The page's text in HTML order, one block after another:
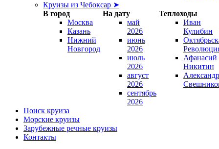
Круизы из Чебоксар ➤
В город
На дату
Теплоходы
Москва
Казань
Нижний
Новгород
май
2026
июнь
2026
июль
2026
август
2026
сентябрь
2026
Иван
Кулибин
Афанасий
Никитин
Александр
Поиск круиза
Морские круизы
Зарубежные речные круизы
Контакты